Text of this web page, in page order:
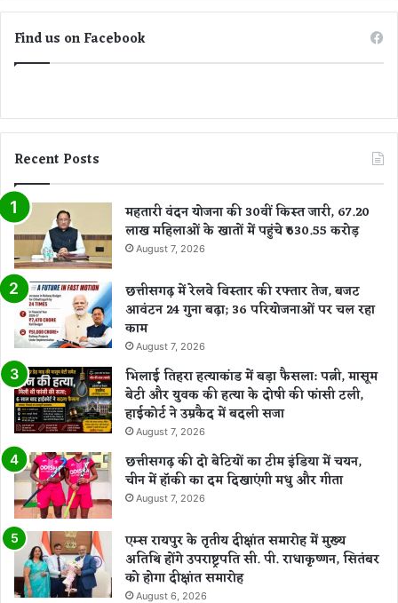
Find us on Facebook
Recent Posts
महतारी वंदन योजना की 30वीं किस्त जारी, 67.20
लाख महिलाओं के खातों में पहुंचे ₹630.55 करोड़
August 7, 2026
छत्तीसगढ़ में रेलवे विस्तार की रफ्तार तेज, बजट
आवंटन 24 गुना बढ़ा; 36 परियोजनाओं पर चल रहा
काम
August 7, 2026
भिलाई तिहरा हत्याकांड में बड़ा फैसला: पत्नी, मासूम
बेटी और युवक की हत्या के दोषी की फांसी टली,
हाईकोर्ट ने उम्रकैद में बदली सजा
August 7, 2026
छत्तीसगढ़ की दो बेटियों का टीम इंडिया में चयन,
चीन में हॉकी का दम दिखाएंगी मधु और गीता
August 7, 2026
एम्स रायपुर के तृतीय दीक्षांत समारोह में मुख्य
अतिथि होंगे उपराष्ट्रपति सी. पी. राधाकृष्णन, सितंबर
को होगा दीक्षांत समारोह
August 6, 2026